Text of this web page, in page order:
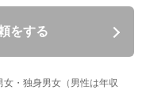
をする
・独身男女（男性は年収